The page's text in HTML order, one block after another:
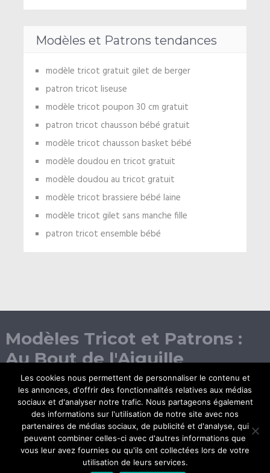
Modèles et Patrons tendances
modèle tricot gratuit gilet de berger
patron tricot liseuse
modèle tricot poupon 30 cm gratuit
patron tricot chausson bébé gratuit
modèle tricot chausson basket bébé
modèle doudou en tricot gratuit
modèle doudou au tricot gratuit
modèle tricot brassiere bébé laine
modèle tricot gilet sans manche fille
patron tricot ensemble bébé
Modèles Tricot et Patrons :
Au Bout de l'Aiguille
Les cookies nous permettent de personnaliser le contenu et
les annonces, d'offrir des fonctionnalités relatives aux médias
sociaux et d'analyser notre trafic. Nous partageons également
des informations sur l'utilisation de notre site avec nos
partenaires de médias sociaux, de publicité et d'analyse, qui
peuvent combiner celles-ci avec d'autres informations que
vous leur avez fournies ou qu'ils ont collectées lors de votre
utilisation de leurs services.